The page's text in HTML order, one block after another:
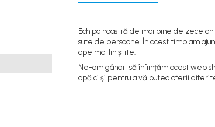
Echipa noastră de mai bine de zece
sute de persoane. În acest timp am
ape mai liniştite.
Ne-am gândit să înfiinţăm acest web
apă ci şi pentru a vă putea oferii